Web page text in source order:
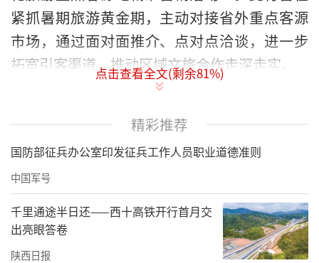
紧抓暑期旅游黄金期，主动对接省外重点客源
市场，通过面对面推介、点对点洽谈，进一步
拓宽引客渠道，推动区域文旅合作走深走实。
在兰州、定西、天水三站推介座谈会上，眉县
文旅局围绕“山水眉县·创意家园”整体品牌
形象，重点推介了太白山避暑纳凉、温泉康
品旅游线路和惠民让利措施作了详细说明。太
白山景区作为秦岭主峰地，凭借高海拔清凉气
候和成熟配套设施，成为现场旅行商关注的热
点击查看全文(剩余81%)
精彩推荐
国防部征兵办公室印发征兵工作人员职业道德准则
中国军号
千里通途半日还——西十高铁开行首月交
出亮眼答卷
陕西日报